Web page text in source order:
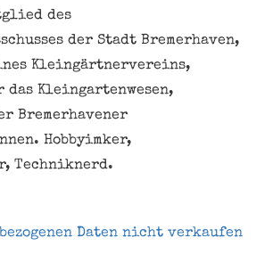
des
der Stadt Bremerhaven,
Kleingärtnervereins,
das Kleingartenwesen,
Bremerhavener
Hobbyimker,
Techniknerd.
Daten nicht verkaufen